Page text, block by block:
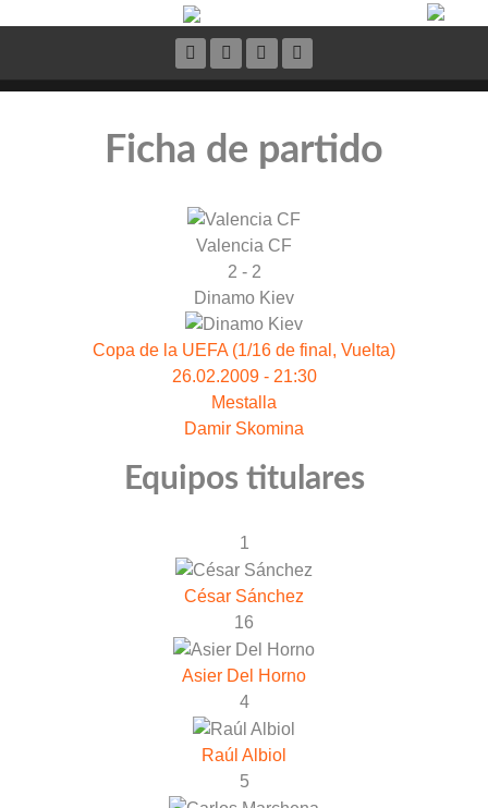
Ficha de partido
Valencia CF
2 - 2
Dinamo Kiev
Copa de la UEFA (1/16 de final, Vuelta)
26.02.2009 - 21:30
Mestalla
Damir Skomina
Equipos titulares
1
César Sánchez
16
Asier Del Horno
4
Raúl Albiol
5